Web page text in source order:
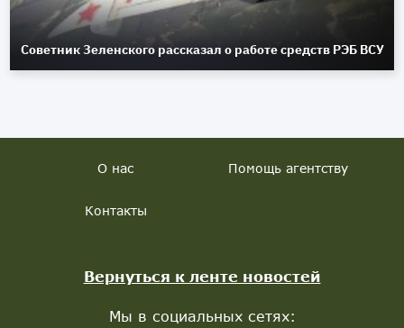
Советник Зеленского рассказал о работе средств РЭБ ВСУ
О нас Помощь агентству
Контакты
Вернуться к ленте новостей
Мы в социальных сетях: